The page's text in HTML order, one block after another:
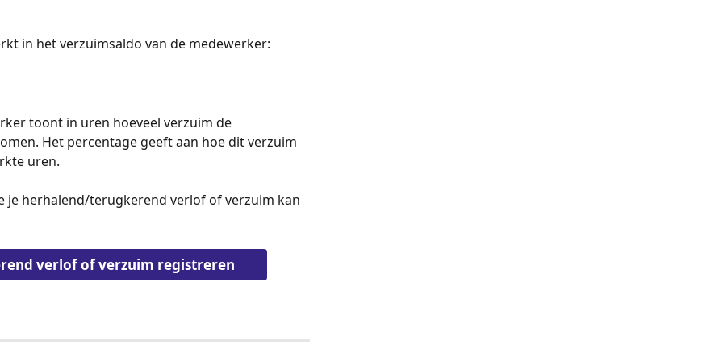
in het verzuimsaldo van de medewerker:
toont in uren hoeveel verzuim de
Het percentage geeft aan hoe dit verzuim
uren.
je herhalend/terugkerend verlof of verzuim kan
verlof of verzuim registreren